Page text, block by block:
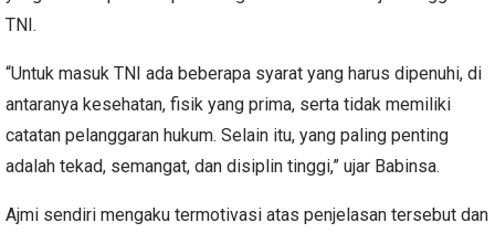
TNI.
“Untuk masuk TNI ada beberapa syarat yang harus dipenuhi, di
antaranya kesehatan, fisik yang prima, serta tidak memiliki
catatan pelanggaran hukum. Selain itu, yang paling penting
adalah tekad, semangat, dan disiplin tinggi,” ujar Babinsa.
Ajmi sendiri mengaku termotivasi atas penjelasan tersebut dan